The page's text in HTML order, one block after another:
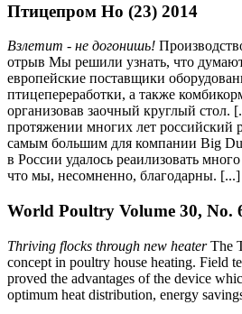
Птицепром Но (23) 2014
Взлетит - не догонишь!
отрыв Мы решили узнать, что
европейские поставщики
птицепереработки, а также
организовав заочный круглый стол.
протяжении многих лет российский
самым большим для компании Big
в России удалось реаилизовать
что мы, несомненно, благодарны. [...]
World Poultry Volume 30, No.
Thriving flocks through new heaterThe
concept in poultry house heating. Field
proved the advantages of the device
optimum heat distribution, energy